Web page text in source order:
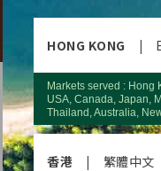
第一
季
HONG KONG |
Markets served : Hong
USA, Canada, Japan,
Thailand, Australia,
香港 | 繁體中文